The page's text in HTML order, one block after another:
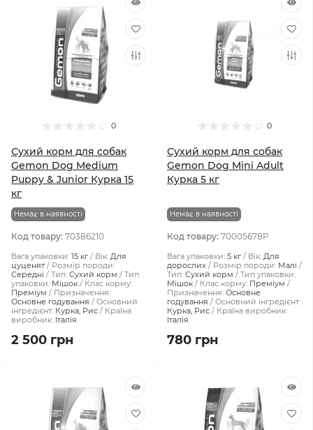
0
Сухий корм для собак
Gemon Dog Medium
Puppy & Junior Курка 15
кг
Немає в наявності
Код товару: 70386210
Вага упаковки: 15 кг Вік: Для
цуценят
Розмір породи:
Середні
Тип: Сухий корм
Тип
упаковки: Мішок
Клас корму:
Преміум
Призначення:
Основне годування
Основний
інгредієнт: Курка, Рис
Країна
виробник: Італія
2 500 грн
0
Сухий корм для собак
Gemon Dog Mini Adult
Курка 5 кг
Немає в наявності
Код товару: 70005678P
Вага упаковки: 5 кг Вік: Для
дорослих
Розмір породи: Малі
Тип: Сухий корм
Тип упаковки:
Мішок
Клас корму: Преміум
Призначення: Основне
годування
Основний інгредієнт:
Курка, Рис
Країна виробник:
Італія
780 грн